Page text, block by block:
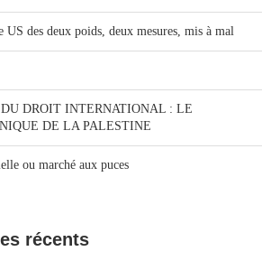
des deux poids, deux mesures, mis à mal
DROIT INTERNATIONAL : LE
DE LA PALESTINE
ou marché aux puces
récents